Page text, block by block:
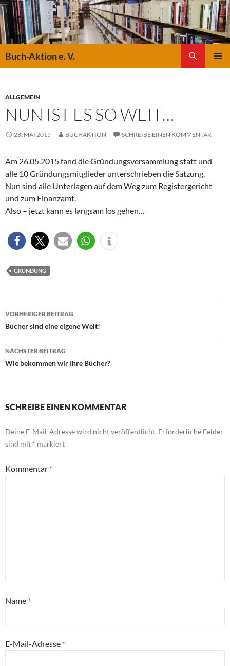
Buch-Aktion e. V.
ALLGEMEIN
NUN IST ES SO WEIT…
28. MAI 2015 BUCHAKTION SCHREIBE EINEN KOMMENTAR
Am 26.05.2015 fand die Gründungsversammlung statt und
alle 10 Gründungsmitglieder unterschrieben die Satzung.
Nun sind alle Unterlagen auf dem Weg zum Registergericht
und zum Finanzamt.
Also – jetzt kann es langsam los gehen…
GRÜNDUNG
Beitragsnavigation
VORHERIGER BEITRAG
Bücher sind eine eigene Welt!
NÄCHSTER BEITRAG
Wie bekommen wir Ihre Bücher?
SCHREIBE EINEN KOMMENTAR
Deine E-Mail-Adresse wird nicht veröffentlicht. Erforderliche Felder
sind mit * markiert
Kommentar *
Name *
E-Mail-Adresse *